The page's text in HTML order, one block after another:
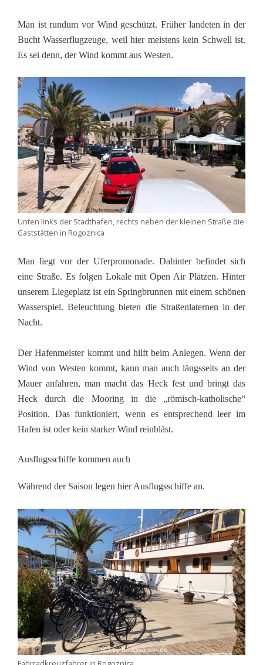
Man ist rundum vor Wind geschützt. Früher landeten in der
Bucht Wasserflugzeuge, weil hier meistens kein Schwell ist.
Es sei denn, der Wind kommt aus Westen.
Unten links der Stadthafen, rechts neben der kleinen Straße die
Gaststätten in Rogoznica
Man liegt vor der Uferpromonade. Dahinter befindet sich
eine Straße. Es folgen Lokale mit Open Air Plätzen. Hinter
unserem Liegeplatz ist ein Springbrunnen mit einem schönen
Wasserspiel. Beleuchtung bieten die Straßenlaternen in der
Nacht.
Der Hafenmeister kommt und hilft beim Anlegen. Wenn der
Wind von Westen kommt, kann man auch längsseits an der
Mauer anfahren, man macht das Heck fest und bringt das
Heck durch die Mooring in die „römisch-katholische“
Position. Das funktioniert, wenn es entsprechend leer im
Hafen ist oder kein starker Wind reinbläst.
Ausflugsschiffe kommen auch
Während der Saison legen hier Ausflugsschiffe an.